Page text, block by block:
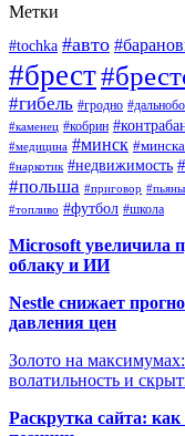
Метки
#tochka #авто
#брест
#гибель #гродно
#каменец #кобрин
#медицина #минск
#наркотик #недвижимость
#польша #приговор
#топливо #футбол #школа
Microsoft увеличила
облаку и ИИ
Nestle снижает
давления цен
Золото на
волатильность и
Раскрутка сайта: